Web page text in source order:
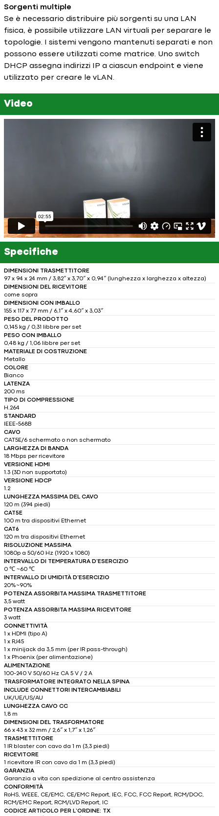
Sorgenti multiple
Se è necessario distribuire più sorgenti su una LAN
fisica, è possibile utilizzare LAN virtuali per separare le
topologie. I sistemi vengono mantenuti separati e non
possono essere utilizzati come matrice. Uno switch
DHCP assegna indirizzi IP a ciascun endpoint e viene
utilizzato per creare le vLAN.
Video
Specifiche
DIMENSIONI TRASMETTITORE
97 x 94 x 24 mm / 3,82″ x 3,70″ x 0,94″ (lunghezza x larghezza x altezza)
DIMENSIONI DEL RICEVITORE
come sopra
DIMENSIONI CON IMBALLO
155 x 117 x 77 mm / 6,1″ x 4,60″ x 3,03″
PESO DEL PRODOTTO
0,145 kg / 0,31 libbre per set
PESO CON IMBALLO
0,48 kg / 1,06 libbre per set
MATERIALE DI COSTRUZIONE
Metallo
COLORE
Bianco
LATENZA
200 ms
TIPO DI COMPRESSIONE
H.264
STANDARD
IEEE-568B
CAVO
CAT5E/6 schermato o non schermato
LARGHEZZA DI BANDA
18 Mbps per ricevitore
VERSIONE HDMI
1.3 (3D non supportato)
VERSIONE HDCP
1.2
LUNGHEZZA MASSIMA DEL CAVO
120 m (394 piedi)
CAT5E
100 m tra dispositivi Ethernet
CAT6
120 m tra dispositivi Ethernet
RISOLUZIONE MASSIMA
1080p a 50/60 Hz (1920 x 1080)
INTERVALLO DI TEMPERATURA D’ESERCIZIO
0 ℃ ~60 ℃
INTERVALLO DI UMIDITÀ D’ESERCIZIO
20%~90%
POTENZA ASSORBITA MASSIMA TRASMETTITORE
3,5 watt
POTENZA ASSORBITA MASSIMA RICEVITORE
3 watt
CONNETTIVITÀ
1 x HDMI (tipo A)
1 x RJ45
1 x minijack da 3,5 mm (per IR pass-through)
1 x Phoenix (per alimentazione)
ALIMENTAZIONE
100-240 V 50/60 Hz CA 5 V / 2 A
TRASFORMATORE INTEGRATO NELLA SPINA
INCLUDE CONNETTORI INTERCAMBIABILI
UK/UE/US/AU
LUNGHEZZA CAVO CC
1,8 m
DIMENSIONI DEL TRASFORMATORE
66 x 43 x 32 mm / 2,6″ x 1,7″ x 1,26″
TRASMETTITORE
1 IR blaster con cavo da 1 m (3,3 piedi)
RICEVITORE
1 ricevitore IR con cavo da 1 m (3,3 piedi)
GARANZIA
Garanzia a vita con spedizione al centro assistenza
CONFORMITÀ
RoHS, WEEE, CE/EMC, CE/EMC Report, IEC, FCC, FCC Report, RCM/DOC,
RCM/EMC Report, RCM/LVD Report, IC
CODICE ARTICOLO PER L’ORDINE: TX